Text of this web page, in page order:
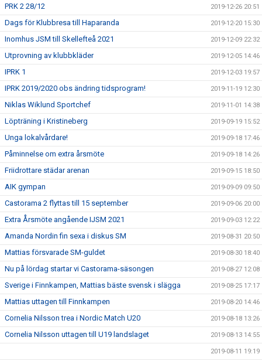
PRK 2 28/12 2019-12-26 20:51
Dags för Klubbresa till Haparanda 2019-12-20 15:30
Inomhus JSM till Skellefteå 2021 2019-12-09 22:32
Utprovning av klubbkläder 2019-12-05 14:46
IPRK 1 2019-12-03 19:57
IPRK 2019/2020 obs ändring tidsprogram! 2019-11-19 12:30
Niklas Wiklund Sportchef 2019-11-01 14:38
Löpträning i Kristineberg 2019-09-19 15:52
Unga lokalvårdare! 2019-09-18 17:46
Påminnelse om extra årsmöte 2019-09-18 14:26
Friidrottare städar arenan 2019-09-15 18:50
AIK gympan 2019-09-09 09:50
Castorama 2 flyttas till 15 september 2019-09-06 20:00
Extra Årsmöte angående IJSM 2021 2019-09-03 12:22
Amanda Nordin fin sexa i diskus SM 2019-08-31 20:50
Mattias försvarade SM-guldet 2019-08-30 18:40
Nu på lördag startar vi Castorama-säsongen 2019-08-27 12:08
Sverige i Finnkampen, Mattias bäste svensk i slägga 2019-08-25 17:17
Mattias uttagen till Finnkampen 2019-08-20 14:46
Cornelia Nilsson trea i Nordic Match U20 2019-08-18 13:26
Cornelia Nilsson uttagen till U19 landslaget 2019-08-13 14:55
2019-08-11 19:19